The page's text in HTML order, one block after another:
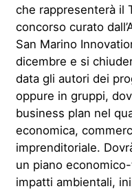
che rappresenterà il
concorso curato
San Marino
dicembre e si
data gli autori dei
oppure in gruppi,
business plan nel
economica,
imprenditoriale.
un piano
impatti ambientali,